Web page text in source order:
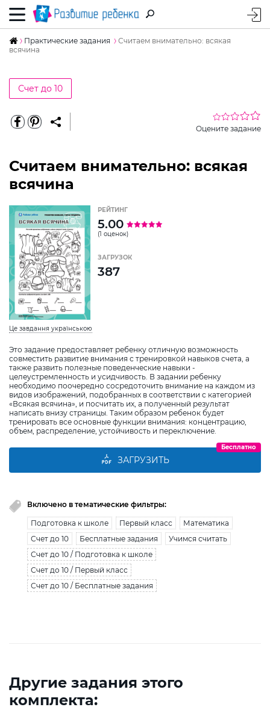
Практические задания
Считаем внимательно: всякая
всячина
Счет до 10
Оцените задание
Считаем внимательно: всякая
всячина
Це завдання українською
Это задание предоставляет ребенку отличную возможность
совместить развитие внимания с тренировкой навыков счета, а
также развить полезные поведенческие навыки -
целеустремленность и усидчивость. В задании ребенку
необходимо поочередно сосредоточить внимание на каждом из
видов изображений, подобранных в соответствии с категорией
«Всякая всячина», и посчитать их, а полученный результат
написать внизу страницы. Таким образом ребенок будет
тренировать все основные функции внимания: концентрацию,
объем, распределение, устойчивость и переключение.
РЕЙТИНГ
5.00
(1 оценок)
ЗАГРУЗОК
387
ЗАГРУЗИТЬ
Бесплатно
Включено в тематические фильтры:
Подготовка к школе Первый класс
Математика
Счет до 10
Бесплатные задания
Учимся считать
Счет до 10 / Подготовка к школе
Счет до 10 / Первый класс
Счет до 10 / Бесплатные задания
Другие задания этого
комплекта: